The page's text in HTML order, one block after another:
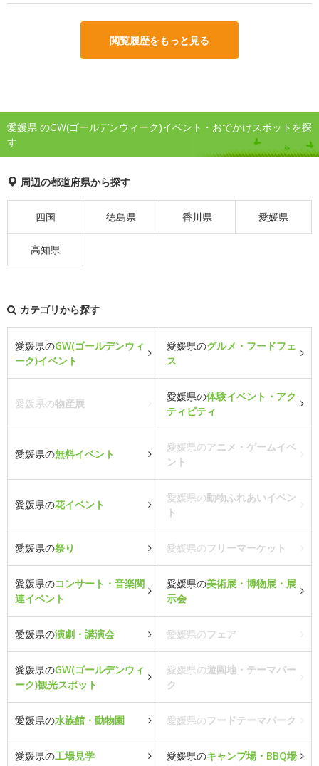
閲覧履歴をもっと見る
愛媛県 のGW(ゴールデンウィーク)イベント・おでかけスポットを探
す
周辺の都道府県から探す
四国 徳島県 香川県 愛媛県
高知県
カテゴリから探す
愛媛県のGW(ゴールデンウィ
ーク)イベント
愛媛県のグルメ・フードフェ
ス
愛媛県の物産展
愛媛県の体験イベント・アク
ティビティ
愛媛県の無料イベント
愛媛県のアニメ・ゲームイベ
ント
愛媛県の花イベント
愛媛県の動物ふれあいイベン
ト
愛媛県の祭り 愛媛県のフリーマーケット
愛媛県のコンサート・音楽関
連イベント
愛媛県の美術展・博物展・展
示会
愛媛県の演劇・講演会 愛媛県のフェア
愛媛県のGW(ゴールデンウィ
ーク)観光スポット
愛媛県の遊園地・テーマパー
ク
愛媛県の水族館・動物園 愛媛県のフードテーマパーク
愛媛県の工場見学 愛媛県のキャンプ場・BBQ場